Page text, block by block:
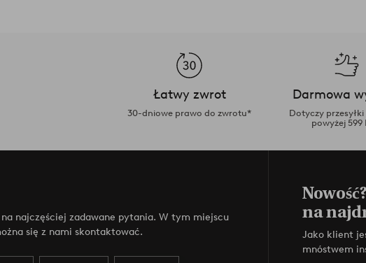
Łatwy zwrot
30-dniowe prawo do zwrotu*
Darmowa
Dotyczy
powyżej 599
najczęściej zadawane pytania. W tym miejscu
się z nami skontaktować.
na
Jako klient
mnóstwem